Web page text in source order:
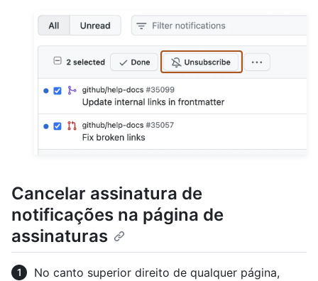
Cancelar assinatura de
notificações na página de
assinaturas
No canto superior direito de qualquer página,